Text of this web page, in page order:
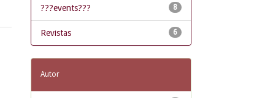
8
???events???
6
Revistas
Autor